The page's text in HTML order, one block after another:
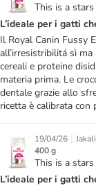
This is a
L’ideale per i gatti
Il Royal Canin Fussy
all’irresistribilitá sì ma
cereali e proteine
materia prima. Le
dentale grazie allo
ricetta è calibrata con
19/04/26 |
400 g
This is a
L’ideale per i gatti